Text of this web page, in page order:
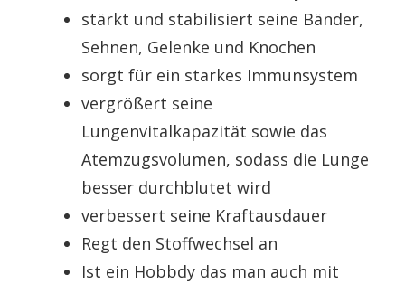
stärkt und stabilisiert seine Bänder,
Sehnen, Gelenke und Knochen
sorgt für ein starkes Immunsystem
vergrößert seine
Lungenvitalkapazität sowie das
Atemzugsvolumen, sodass die Lunge
besser durchblutet wird
verbessert seine Kraftausdauer
Regt den Stoffwechsel an
Ist ein Hobbdy das man auch mit